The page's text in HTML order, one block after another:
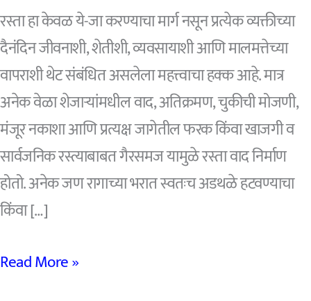
रस्ता हा केवळ ये-जा करण्याचा मार्ग नसून प्रत्येक व्यक्तीच्या
दैनंदिन जीवनाशी, शेतीशी, व्यवसायाशी आणि मालमत्तेच्या
वापराशी थेट संबंधित असलेला महत्त्वाचा हक्क आहे. मात्र
अनेक वेळा शेजाऱ्यांमधील वाद, अतिक्रमण, चुकीची मोजणी,
मंजूर नकाशा आणि प्रत्यक्ष जागेतील फरक किंवा खाजगी व
सार्वजनिक रस्त्याबाबत गैरसमज यामुळे रस्ता वाद निर्माण
होतो. अनेक जण रागाच्या भरात स्वतःच अडथळे हटवण्याचा
किंवा […]
रस्ता
Read More »